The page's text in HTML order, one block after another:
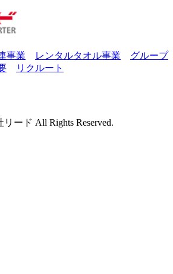
事業 レンタルタオル事業
グループ
リクルート
ード All Rights Reserved.